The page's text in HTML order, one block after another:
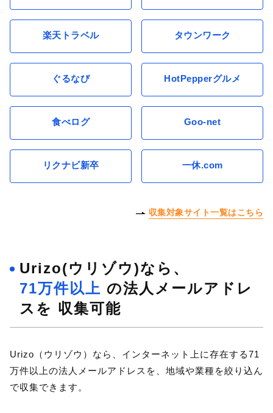
楽天トラベル タウンワーク
ぐるなび HotPepperグルメ
食べログ Goo-net
リクナビ新卒 一休.com
収集対象サイト一覧はこちら
Urizo(ウリゾウ)なら、
71万件以上 の法人メールアドレ
スを 収集可能
Urizo（ウリゾウ）なら、インターネット上に存在する71
万件以上の法人メールアドレスを、地域や業種を絞り込ん
で収集できます。